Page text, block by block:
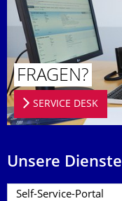
FRAGEN?
SERVICE DESK
Unsere Dienste